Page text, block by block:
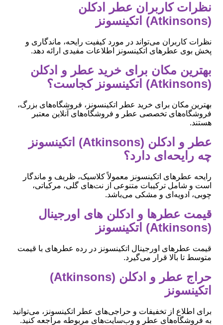
نظرات کاربران عطر ادکلن
(Atkinsons) اتکینسونز
نظرات کاربران می‌تواند در مورد کیفیت رایحه، ماندگاری و
پخش بوی عطرهای اتکینسونز اطلاعات مفیدی ارائه دهد.
بهترین مکان برای خرید عطر و ادکلن
(Atkinsons) اتکینسونز کجاست؟
بهترین مکان برای خرید عطر اتکینسونز، فروشگاه‌های بزرگ،
فروشگاه‌های تخصصی عطر و فروشگاه‌های آنلاین معتبر
هستند.
عطر و ادکلن (Atkinsons) اتکینسونز
چه رایحه‌ای دارد؟
رایحه عطرهای اتکینسونز معمولاً کلاسیک، ظریف و ماندگار
است و شامل ترکیبات متنوعی از نت‌های گلی، مرکباتی،
چوبی، ادویه‌ای و مشکی می‌باشد.
قیمت عطرها و ادکلن های اورجینال
(Atkinsons) اتکینسونز
قیمت عطرهای اورجینال اتکینسونز در رده عطرهای با قیمت
متوسط تا بالا قرار می‌گیرد.
حراج عطر و ادکلن (Atkinsons)
اتکینسونز
برای اطلاع از تخفیفات و حراجی‌های عطر اتکینسونز، می‌توانید
به فروشگاه‌های عطر و وب‌سایت‌های مربوطه مراجعه کنید.